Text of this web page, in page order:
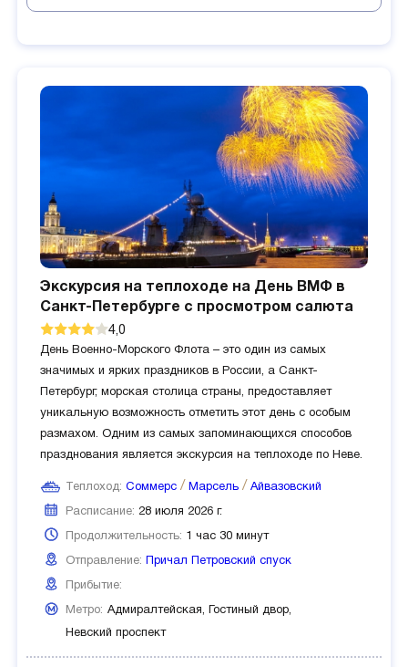
Экскурсия на теплоходе на День ВМФ в
Санкт-Петербурге с просмотром салюта
4,0
День Военно-Морского Флота – это один из самых
значимых и ярких праздников в России, а Санкт-
Петербург, морская столица страны, предоставляет
уникальную возможность отметить этот день с особым
размахом. Одним из самых запоминающихся способов
празднования является экскурсия на теплоходе по Неве.
Теплоход: Соммерс Марсель Айвазовский
Расписание: 28 июля 2026 г.
Продолжительность: 1 час 30 минут
Отправление: Причал Петровский спуск
Прибытие:
Метро: Адмиралтейская, Гостиный двор,
Невский проспект